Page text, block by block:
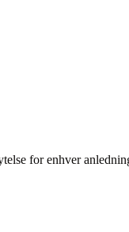
for enhver